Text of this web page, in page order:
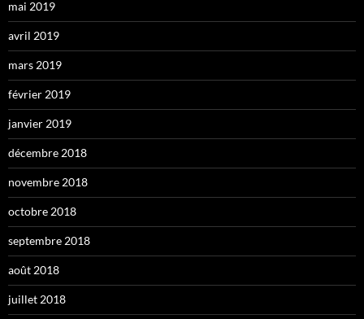
mai 2019
avril 2019
mars 2019
février 2019
janvier 2019
décembre 2018
novembre 2018
octobre 2018
septembre 2018
août 2018
juillet 2018